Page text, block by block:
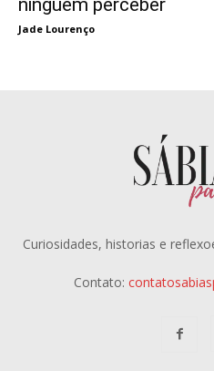
ninguém perceber
Jade Lourenço
Curiosidades, historias e
Contato: